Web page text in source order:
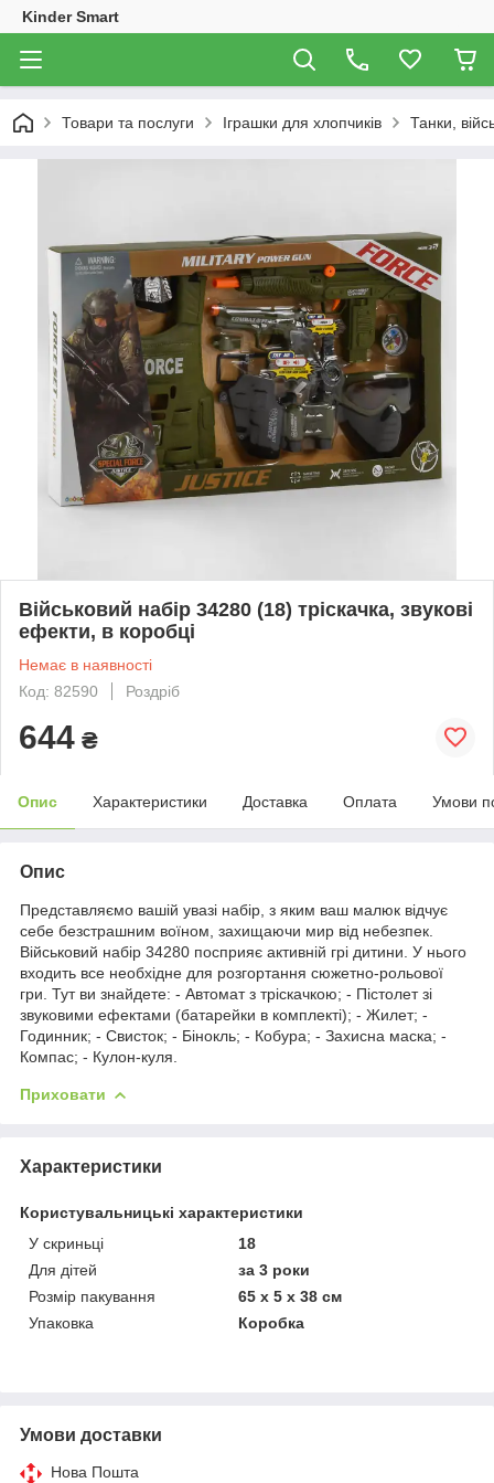
Kinder Smart
Товари та послуги Іграшки для хлопчиків Танки,
Військовий набір 34280 (18) тріскачка, звукові
ефекти, в коробці
Немає в наявності
Код: 82590
Роздріб
644 ₴
Опис Характеристики Доставка Оплата Умови
Опис
Представляємо вашій увазі набір, з яким ваш малюк відчує
себе безстрашним воїном, захищаючи мир від небезпек.
Військовий набір 34280 посприяє активній грі дитини. У нього
входить все необхідне для розгортання сюжетно-рольової
гри. Тут ви знайдете: - Автомат з тріскачкою; - Пістолет зі
звуковими ефектами (батарейки в комплекті); - Жилет; -
Годинник; - Свисток; - Бінокль; - Кобура; - Захисна маска; -
Компас; - Кулон-куля.
Приховати
Характеристики
Користувальницькі характеристики
У скриньці
18
Для дітей
за 3 роки
Розмір пакування
65 х 5 х 38 см
Упаковка
Коробка
Умови доставки
Нова Пошта